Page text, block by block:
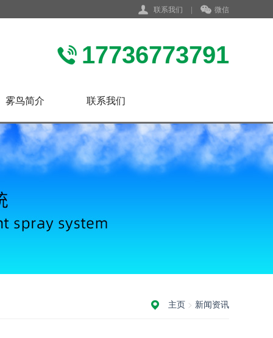
联系我们 | 微信
17736773791
雾鸟简介 联系我们
主页 > 新闻资讯